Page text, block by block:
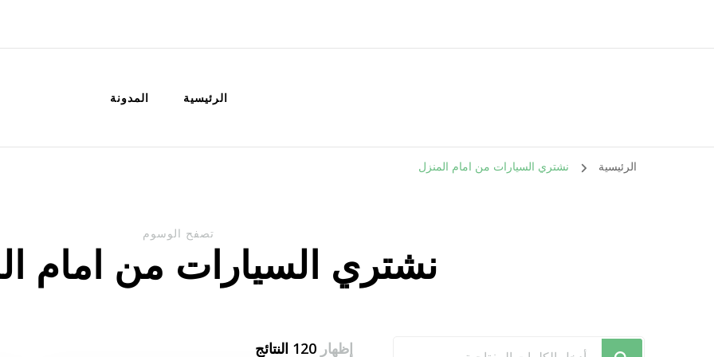
الرئيسية المدونة
الرئيسية نشتري السيارات من امام المنزل
تصفح الوسوم
نشتري السيارات من امام
إظهار 120 النتائج